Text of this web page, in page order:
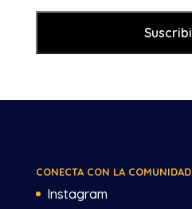
CONECTA CON LA COMUNIDAD
Instagram